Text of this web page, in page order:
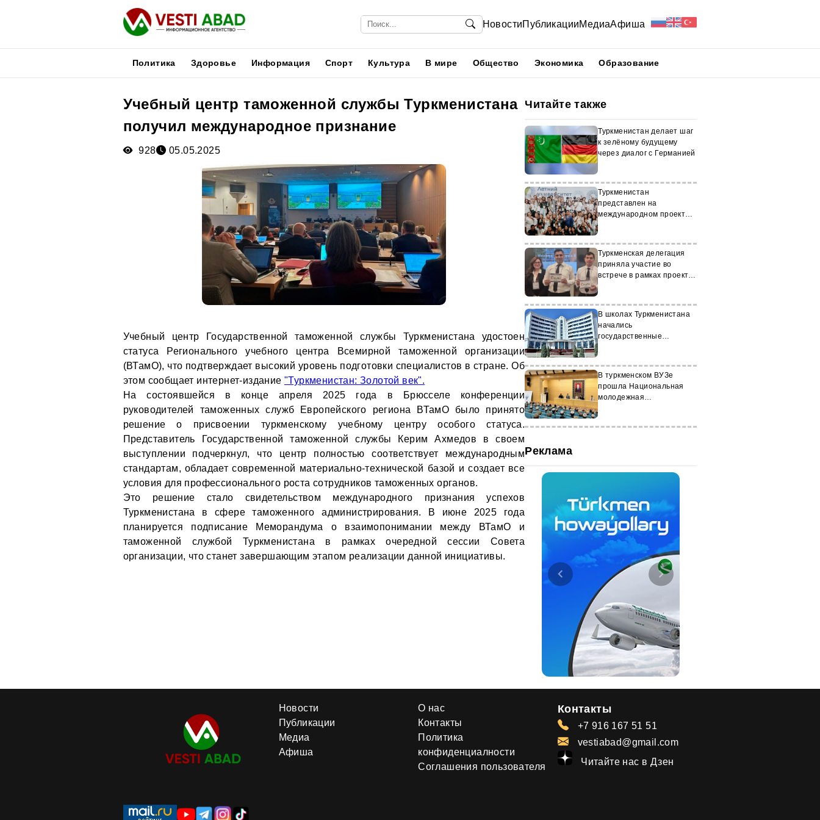
НовостиПубликацииМедиаАфиша
Политика Здоровье Информация Спорт Культура В мире Общество Экономика Образование
Учебный центр таможенной службы Туркменистана
получил международное признание
928 05.05.2025
Учебный центр Государственной таможенной службы Туркменистана удостоен
статуса Регионального учебного центра Всемирной таможенной организации
(ВТамО), что подтверждает высокий уровень подготовки специалистов в стране. Об
этом сообщает интернет-издание "Туркменистан: Золотой век".
На состоявшейся в конце апреля 2025 года в Брюсселе конференции
руководителей таможенных служб Европейского региона ВТамО было принято
решение о присвоении туркменскому учебному центру особого статуса.
Представитель Государственной таможенной службы Керим Ахмедов в своем
выступлении подчеркнул, что центр полностью соответствует международным
стандартам, обладает современной материально-технической базой и создает все
условия для профессионального роста сотрудников таможенных органов.
Это решение стало свидетельством международного признания успехов
Туркменистана в сфере таможенного администрирования. В июне 2025 года
планируется подписание Меморандума о взаимопонимании между ВТамО и
таможенной службой Туркменистана в рамках очередной сессии Совета
организации, что станет завершающим этапом реализации данной инициативы.
Читайте также
Туркменистан делает шаг
к зелёному будущему
через диалог с Германией
Туркменистан
представлен на
международном проекте
Туркменская делегация
приняла участие во
встрече в рамках проекта
В школах Туркменистана
начались
государственные
В туркменском ВУЗе
прошла Национальная
молодежная
Реклама
Новости
Публикации
Медиа
Афиша
О нас
Контакты
Политика
конфиденциалности
Соглашения пользователя
Контакты
+7 916 167 51 51
vestiabad@gmail.com
Читайте нас в Дзен